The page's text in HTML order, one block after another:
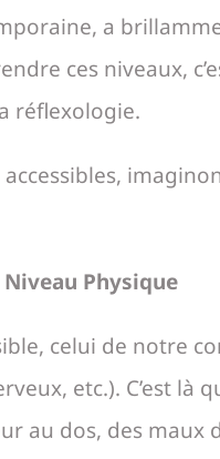
a
ces niveaux,
réflexologie.
Niveau Physique
celui de notre
etc.). C’est là
au dos, des